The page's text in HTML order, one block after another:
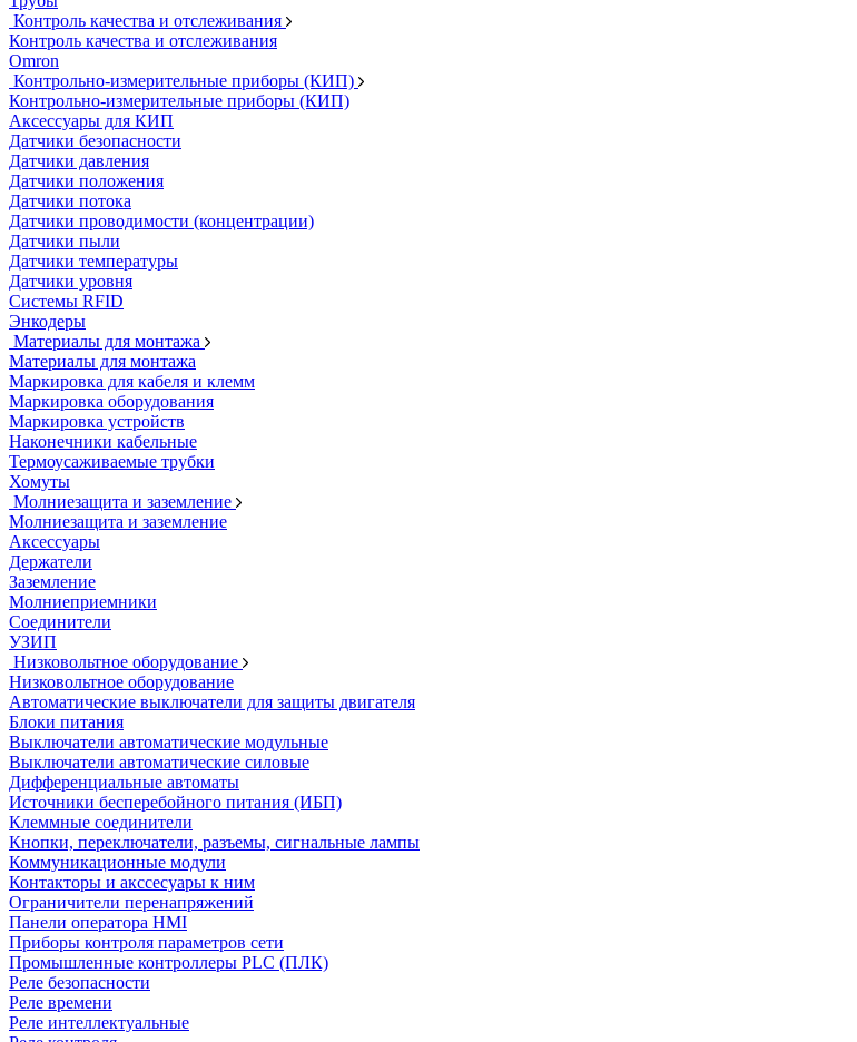
Контроль качества и отслеживания
Контроль качества и отслеживания
Omron
Контрольно-измерительные приборы (КИП)
Контрольно-измерительные приборы (КИП)
Аксессуары для КИП
Датчики безопасности
Датчики давления
Датчики положения
Датчики потока
Датчики проводимости (концентрации)
Датчики пыли
Датчики температуры
Датчики уровня
Системы RFID
Энкодеры
Материалы для монтажа
Материалы для монтажа
Маркировка для кабеля и клемм
Маркировка оборудования
Маркировка устройств
Наконечники кабельные
Термоусаживаемые трубки
Хомуты
Молниезащита и заземление
Молниезащита и заземление
Аксессуары
Держатели
Заземление
Молниеприемники
Соединители
УЗИП
Низковольтное оборудование
Низковольтное оборудование
Автоматические выключатели для защиты двигателя
Блоки питания
Выключатели автоматические модульные
Выключатели автоматические силовые
Дифференциальные автоматы
Источники бесперебойного питания (ИБП)
Клеммные соединители
Кнопки, переключатели, разъемы, сигнальные лампы
Коммуникационные модули
Контакторы и акссесуары к ним
Ограничители перенапряжений
Панели оператора HMI
Приборы контроля параметров сети
Промышленные контроллеры PLC (ПЛК)
Реле безопасности
Реле времени
Реле интеллектуальные